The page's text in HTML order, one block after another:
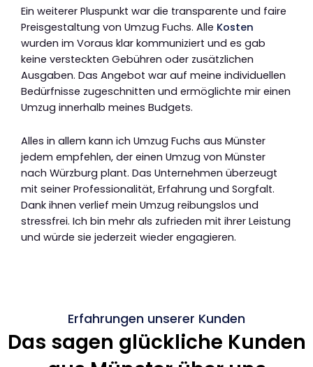
Ein weiterer Pluspunkt war die transparente und faire
Preisgestaltung von Umzug Fuchs. Alle Kosten
wurden im Voraus klar kommuniziert und es gab
keine versteckten Gebühren oder zusätzlichen
Ausgaben. Das Angebot war auf meine individuellen
Bedürfnisse zugeschnitten und ermöglichte mir einen
Umzug innerhalb meines Budgets.
Alles in allem kann ich Umzug Fuchs aus Münster
jedem empfehlen, der einen Umzug von Münster
nach Würzburg plant. Das Unternehmen überzeugt
mit seiner Professionalität, Erfahrung und Sorgfalt.
Dank ihnen verlief mein Umzug reibungslos und
stressfrei. Ich bin mehr als zufrieden mit ihrer Leistung
und würde sie jederzeit wieder engagieren.
Erfahrungen unserer Kunden
Das sagen glückliche Kunden